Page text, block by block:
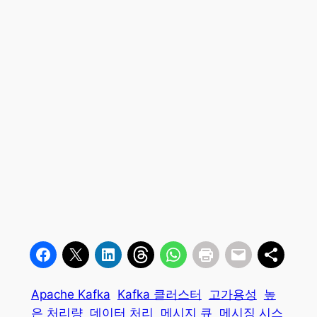
Apache Kafka Kafka 클러스터 고가용성
높
은 처리량 데이터 처리 메시지 큐 메시징 시스